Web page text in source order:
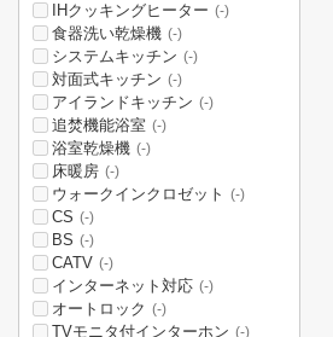
IHクッキングヒーター (-)
食器洗い乾燥機 (-)
システムキッチン (-)
対面式キッチン (-)
アイランドキッチン (-)
追焚機能浴室 (-)
浴室乾燥機 (-)
床暖房 (-)
ウォークインクロゼット (-)
CS (-)
BS (-)
CATV (-)
インターネット対応 (-)
オートロック (-)
TVモニタ付インターホン (-)